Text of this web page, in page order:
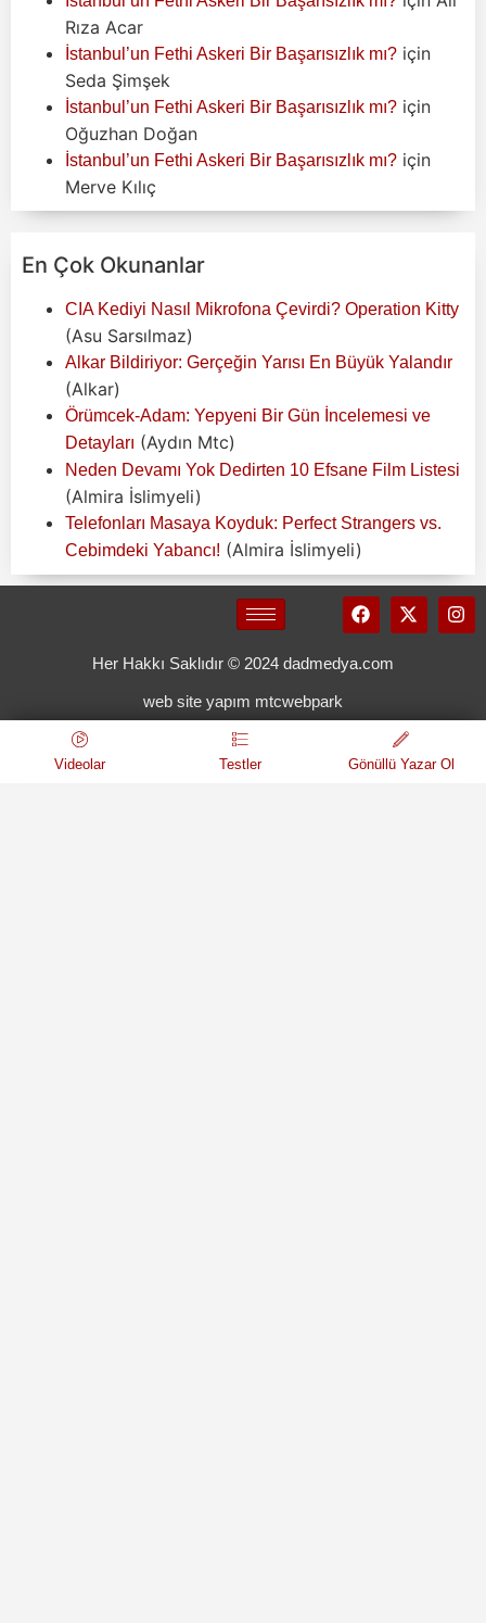
Rıza Acar
İstanbul’un Fethi Askeri Bir Başarısızlık mı? için
Seda Şimşek
İstanbul’un Fethi Askeri Bir Başarısızlık mı? için
Oğuzhan Doğan
İstanbul’un Fethi Askeri Bir Başarısızlık mı? için
Merve Kılıç
En Çok Okunanlar
CIA Kediyi Nasıl Mikrofona Çevirdi? Operation Kitty
(Asu Sarsılmaz)
Alkar Bildiriyor: Gerçeğin Yarısı En Büyük Yalandır
(Alkar)
Örümcek-Adam: Yepyeni Bir Gün İncelemesi ve
Detayları (Aydın Mtc)
Neden Devamı Yok Dedirten 10 Efsane Film Listesi
(Almira İslimyeli)
Telefonları Masaya Koyduk: Perfect Strangers vs.
Cebimdeki Yabancı! (Almira İslimyeli)
Her Hakkı Saklıdır © 2024 dadmedya.com
web site yapım mtcwebpark
Videolar Testler Gönüllü Yazar Ol